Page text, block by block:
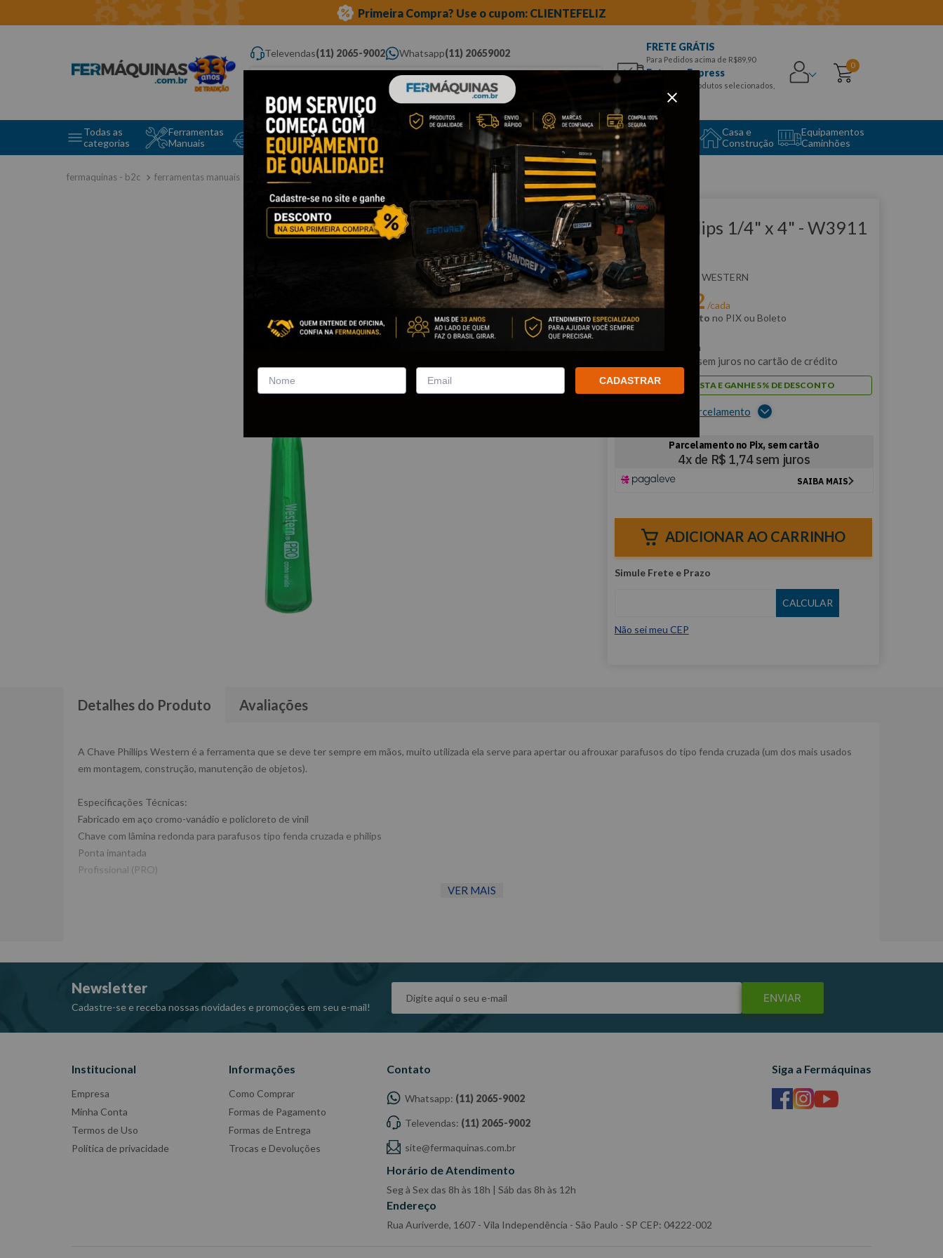
Primeira Compra? Use o cupom: CLIENTEFELIZ
Televendas(11) 2065-9002 Whatsapp(11) 20659002
Digite aqui o que você procura...
FRETE GRÁTIS
Para Pedidos acima de R$89,90
Entrega Express
para CEPS e produtos selecionados,
Aproveite!
0
Todas as
categorias
Ferramentas
Manuais
Ferramentas Elétricas
e Máquinas
Ferramentas
Ferramentas
Automotivas Especiais
Equipamento
Auto Center
Casa e
Construção
Equipamentos
Caminhões
ferramentas manuais chave de fenda e phillips
Clique e veja!
Chave Phillips 1/4" x 4" - W3911
WESTERN
:W3911 WESTERN
Por:R$ 62 /cada
com5% de desconto no PIX ou Boleto
/cada
sem juros no cartão de crédito
PAGUE À VISTA E GANHE 5% DE DESCONTO
Ver opções de parcelamento
ADICIONAR AO CARRINHO
Não sei meu CEP
Detalhes do Produto Avaliações
A Chave Phillips Western é a ferramenta que se deve ter sempre em mãos, muito utilizada ela serve para apertar ou afrouxar parafusos do tipo fenda cruzada (um dos mais usados
em montagem, construção, manutenção de objetos).
Especificações Técnicas:
Fabricado em aço cromo-vanádio e policloreto de vinil
Chave com lâmina redonda para parafusos tipo fenda cruzada e philips
Ponta imantada
Profissional (PRO)
-Todas as informações divulgadas são de responsabilidade do Fabricante/ Fornecedor.
VER MAIS
Newsletter
Cadastre-se e receba nossas novidades e promoções em seu e-mail!
ENVIAR
Institucional
Empresa
Minha Conta
Termos de Uso
Política de privacidade
Informações
Como Comprar
Formas de Pagamento
Formas de Entrega
Trocas e Devoluções
Contato
Whatsapp: (11) 2065-9002
Televendas: (11) 2065-9002
site@fermaquinas.com.br
Horário de Atendimento
Seg à Sex das 8h às 18h | Sáb das 8h às 12h
Endereço
Rua Auriverde, 1607 - Vila Independência - São Paulo - SP CEP: 04222-002
Siga a Fermáquinas
CADASTRAR